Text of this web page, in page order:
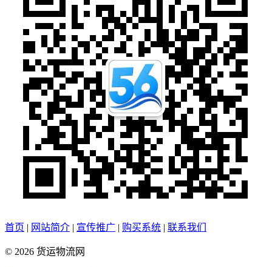
首页 | 网站简介 | 宣传推广 | 购买系统 | 联系我们
© 2026 货运物流网